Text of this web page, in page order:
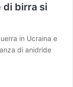
di birra si
in Ucraina e
di anidride